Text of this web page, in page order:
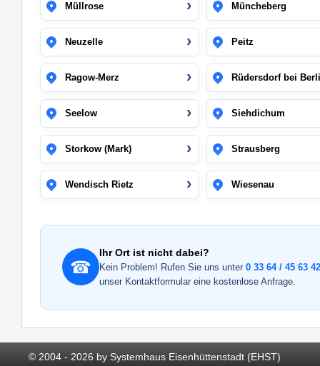
Müllrose Müncheberg
Neuzelle Peitz
Ragow-Merz Rüdersdorf bei
Seelow Siehdichum
Storkow (Mark) Strausberg
Wendisch Rietz Wiesenau
☎
Ihr Ort ist nicht dabei?
Kein Problem! Rufen Sie uns unter 0 33 64 / 45 63
unser Kontaktformular eine kostenlose Anfrage.
© 2004 - 2026 by Systemhaus Eisenhüttenstadt (EHST)